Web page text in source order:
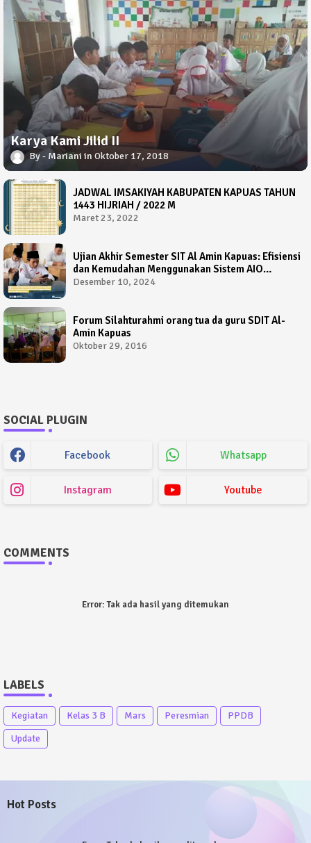
Karya Kami Jilid II
Mariani Oktober 17, 2018
JADWAL IMSAKIYAH KABUPATEN KAPUAS TAHUN
1443 HIJRIAH / 2022 M
Maret 23, 2022
Ujian Akhir Semester SIT Al Amin Kapuas: Efisiensi
dan Kemudahan Menggunakan Sistem AIO
Computer Based Test
Desember 10, 2024
Forum Silahturahmi orang tua da guru SDIT Al-
Amin Kapuas
Oktober 29, 2016
SOCIAL PLUGIN
Facebook Whatsapp
Instagram Youtube
COMMENTS
Error:Tak ada hasil yang ditemukan
LABELS
Kegiatan Kelas 3 B Mars Peresmian
PPDB
Update
Hot Posts